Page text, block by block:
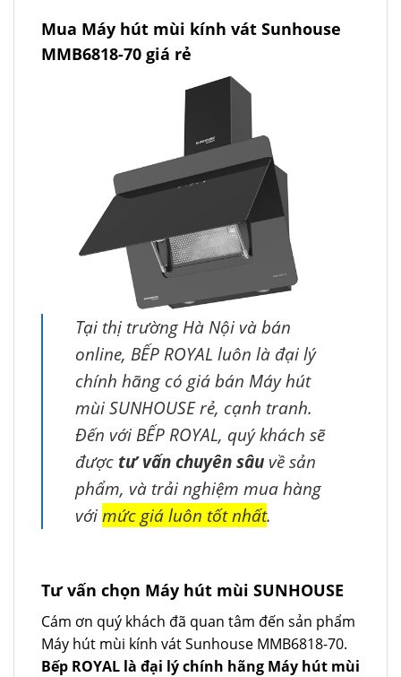
Mua Máy hút mùi kính vát Sunhouse
MMB6818-70 giá rẻ
Tại thị trường Hà Nội và bán
online, BẾP ROYAL luôn là đại lý
chính hãng có giá bán Máy hút
mùi SUNHOUSE rẻ, cạnh tranh.
Đến với BẾP ROYAL, quý khách sẽ
được tư vấn chuyên sâu về sản
phẩm, và trải nghiệm mua hàng
vớimức giá luôn tốt nhất.
Tư vấn chọn Máy hút mùi SUNHOUSE
Cám ơn quý khách đã quan tâm đến sản phẩm
Máy hút mùi kính vát Sunhouse MMB6818-70.
Bếp ROYAL là đại lý chính hãng Máy hút mùi